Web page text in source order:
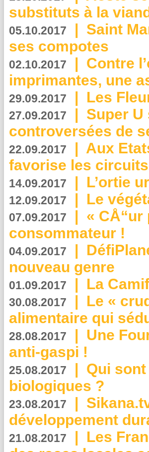
substituts à la
05.10.2017 | Saint
ses compotes
02.10.2017 | Contre
imprimantes, une
29.09.2017 | Les
27.09.2017 | Super
controversées de
22.09.2017 | Aux
favorise les
14.09.2017 | L’ortie
12.09.2017 | Le
07.09.2017 | « CÅ“ur
consommateur !
04.09.2017 |
nouveau genre
01.09.2017 | La
30.08.2017 | Le «
alimentaire qui
28.08.2017 | Une
anti-gaspi !
25.08.2017 | Qui
biologiques ?
23.08.2017 |
développement
21.08.2017 | Les